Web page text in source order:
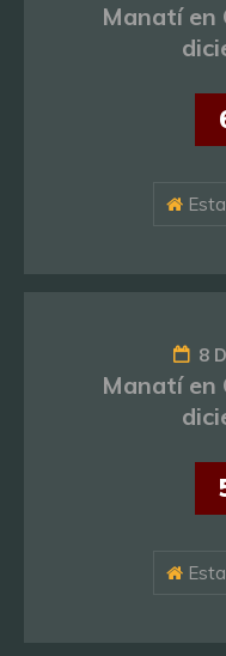
Manatí en
8
Manatí en